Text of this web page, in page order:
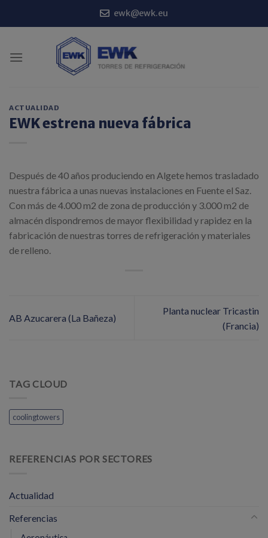
ewk@ewk.eu
TAG CLOUD
coolingtowers
REFERENCIAS POR SECTORES
Actualidad
Referencias
ACTUALIDAD
EWK estrena nueva fábrica
Después de 40 años produciendo en Algete hemos trasladado
nuestra fábrica a unas nuevas instalaciones en Fuente el Saz.
Con más de 4.000 m2 de zona de producción y 3.000 m2 de
almacén dispondremos de mayor flexibilidad y rapidez en la
fabricación de nuestras torres de refrigeración y materiales
de relleno.
AB Azucarera (La Bañeza)
Planta nuclear Tricastin
(Francia)